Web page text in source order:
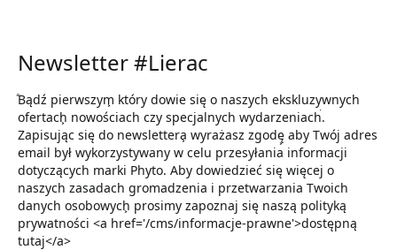
Newsletter #Lierac
ͣBądź pierwszym͕ który dowie się o naszych ekskluzywnych
ofertach͕ nowościach czy specjalnych wydarzeniach͘.
Zapisując się do newslettera͕ wyrażasz zgodę͕ aby Twój adres
email był wykorzystywany w celu przesyłania informacji
dotyczących marki Phyto. Aby dowiedzieć się więcej o
naszych zasadach gromadzenia i przetwarzania Twoich
danych osobowych͕ prosimy zapoznaj się naszą polityką
prywatności <a href='/cms/informacje-prawne'>dostępną
tutaj</a>